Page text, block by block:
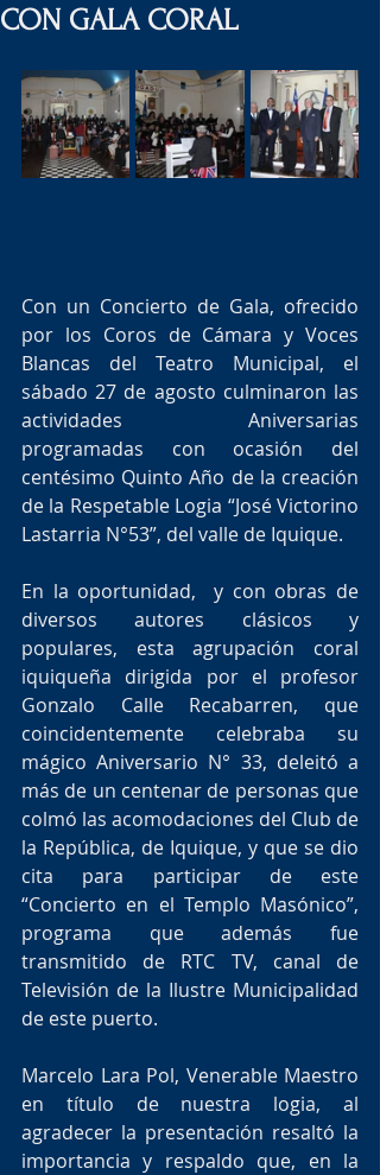
CON GALA CORAL
Con un Concierto de Gala, ofrecido
por los Coros de Cámara y Voces
Blancas del Teatro Municipal, el
sábado 27 de agosto culminaron las
actividades Aniversarias
programadas con ocasión del
centésimo Quinto Año de la creación
de la Respetable Logia “José Victorino
Lastarria N°53”, del valle de Iquique.
En la oportunidad,  y con obras de
diversos autores clásicos y
populares, esta agrupación coral
iquiqueña dirigida por el profesor
Gonzalo Calle Recabarren, que
coincidentemente celebraba su
mágico Aniversario N° 33, deleitó a
más de un centenar de personas que
colmó las acomodaciones del Club de
la República, de Iquique, y que se dio
cita para participar de este
“Concierto en el Templo Masónico”,
programa que además fue
transmitido de RTC TV, canal de
Televisión de la Ilustre Municipalidad
de este puerto.
Marcelo Lara Pol, Venerable Maestro
en título de nuestra logia, al
agradecer la presentación resaltó la
importancia y respaldo que, en la